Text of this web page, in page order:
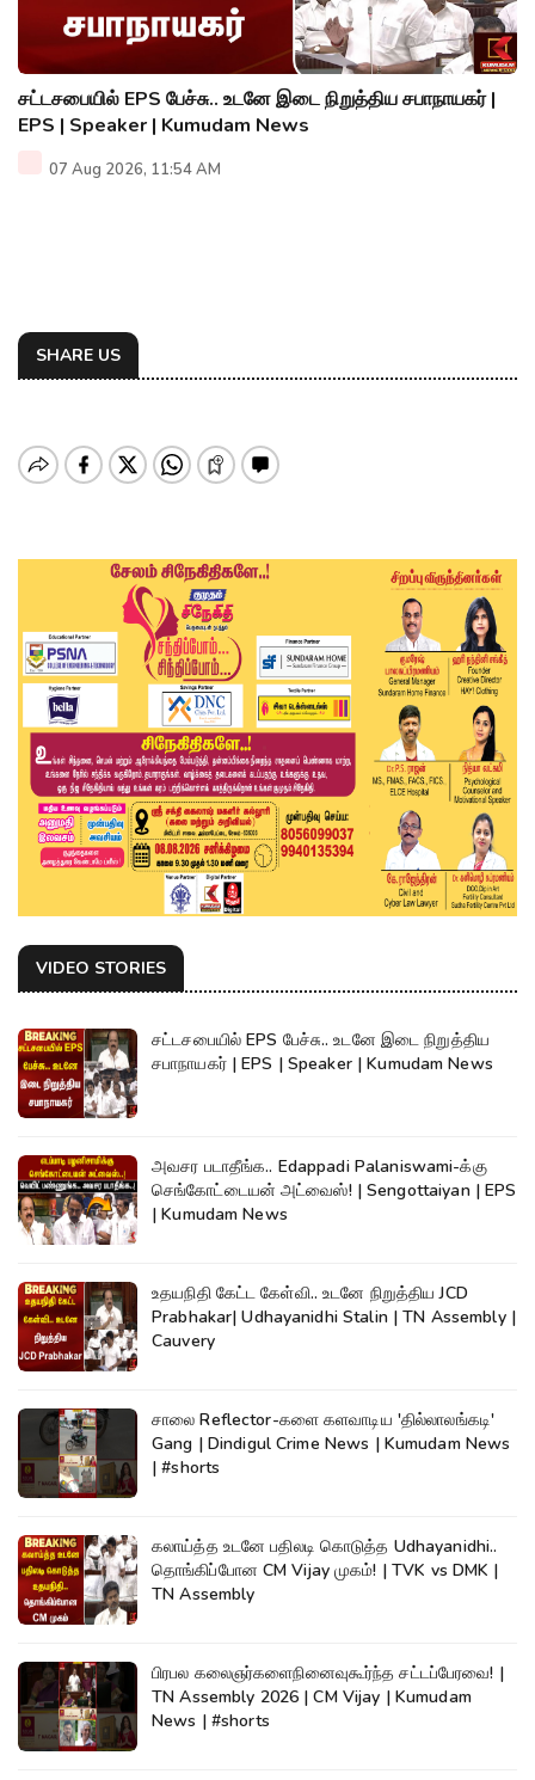
சட்டசபையில் EPS பேச்சு.. உடனே இடை நிறுத்திய சபாநாயகர் |
EPS | Speaker | Kumudam News
07 Aug 2026, 11:54 AM
SHARE US
VIDEO STORIES
சட்டசபையில் EPS பேச்சு.. உடனே இடை நிறுத்திய
சபாநாயகர் | EPS | Speaker | Kumudam News
அவசர படாதீங்க.. Edappadi Palaniswami-க்கு
செங்கோட்டையன் அட்வைஸ்! | Sengottaiyan | EPS
| Kumudam News
உதயநிதி கேட்ட கேள்வி.. உடனே நிறுத்திய JCD
Prabhakar| Udhayanidhi Stalin | TN Assembly |
Cauvery
சாலை Reflector-களை களவாடிய 'தில்லாலங்கடி'
Gang | Dindigul Crime News | Kumudam News
| #shorts
கலாய்த்த உடனே பதிலடி கொடுத்த Udhayanidhi..
தொங்கிப்போன CM Vijay முகம்! | TVK vs DMK |
TN Assembly
பிரபல கலைஞர்களைநினைவுகூர்ந்த சட்டப்பேரவை! |
TN Assembly 2026 | CM Vijay | Kumudam
News | #shorts